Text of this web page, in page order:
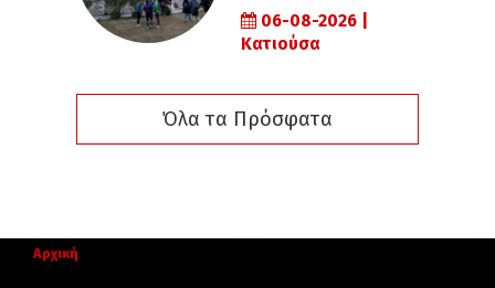
06-08-2026 |
Κατιούσα
Όλα τα Πρόσφατα
Αρχική